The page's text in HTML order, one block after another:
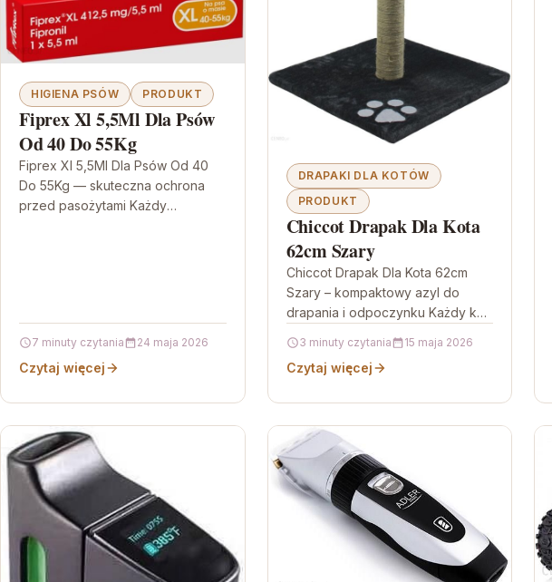
HIGIENA PSÓW PRODUKT
Fiprex Xl 5,5Ml Dla Psów
Od 40 Do 55Kg
Fiprex Xl 5,5Ml Dla Psów Od 40
Do 55Kg — skuteczna ochrona
przed pasożytami Każdy
7 minuty czytania 24 maja 2026
Czytaj więcej
DRAPAKI DLA KOTÓW
PRODUKT
Chiccot Drapak Dla Kota
62cm Szary
Chiccot Drapak Dla Kota 62cm
Szary – kompaktowy azyl do
drapania i odpoczynku Każdy kot
drapania, a domowe meble…
3 minuty czytania 15 maja 2026
Czytaj więcej